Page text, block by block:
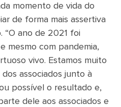
momento de vida do
de forma mais assertiva
“O ano de 2021 foi
mesmo com pandemia,
vivo. Estamos muito
associados junto à
possível o resultado e,
dele aos associados e